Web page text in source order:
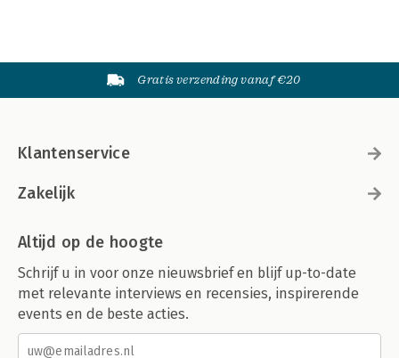
Gratis verzending vanaf €20
Klantenservice
Zakelijk
Altijd op de hoogte
Schrijf u in voor onze nieuwsbrief en blijf up-to-date
met relevante interviews en recensies, inspirerende
events en de beste acties.